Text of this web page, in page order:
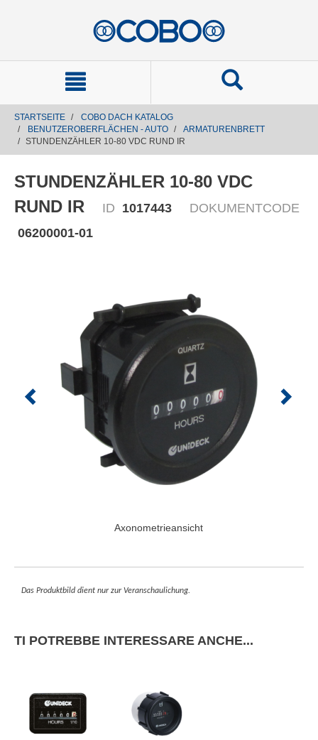
STARTSEITE
COBO DACH KATALOG
BENUTZEROBERFLÄCHEN - AUTO
ARMATURENBRETT
STUNDENZÄHLER 10-80 VDC RUND IR
STUNDENZÄHLER 10-80 VDC
RUND IR
ID 1017443
DOKUMENTCODE
06200001-01
Axonometrieansicht
Das Produktbild dient nur zur Veranschaulichung.
TI POTREBBE INTERESSARE ANCHE...